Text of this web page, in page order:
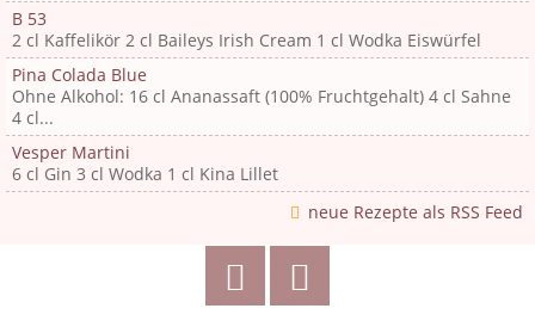
B 53
2 cl Kaffelikör 2 cl Baileys Irish Cream 1 cl Wodka Eiswürfel
Pina Colada Blue
Ohne Alkohol: 16 cl Ananassaft (100% Fruchtgehalt) 4 cl Sahne
4 cl...
Vesper Martini
6 cl Gin 3 cl Wodka 1 cl Kina Lillet
neue Rezepte als RSS Feed